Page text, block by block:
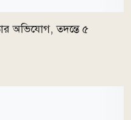
অভিযোগ, তদন্তে ৫